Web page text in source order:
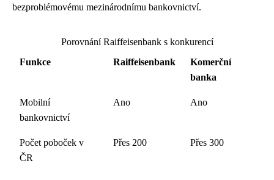
bezproblémovému mezinárodnímu bankovnictví.
Porovnání Raiffeisenbank s konkurencí
Funkce
Raiffeisenbank
Komerční
banka
Mobilní
bankovnictví
Ano Ano
Počet poboček v
ČR
Přes 200 Přes 300